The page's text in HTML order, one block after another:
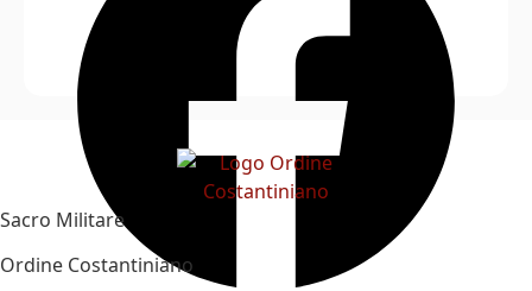
Sacro Militare
Ordine Costantiniano